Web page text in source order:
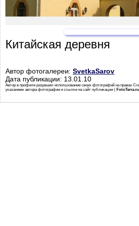
Китайская деревня
Автор фотогалереи: SvetkaSarov
Дата публикации: 13.01.10
Автор в профиле разрешил использование своих фотографий на правах
указанием автора фотографии и ссылки на сайт публикации ( FotoTerra.ru